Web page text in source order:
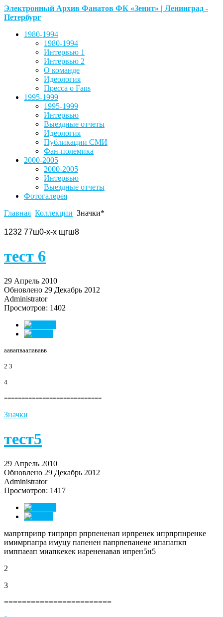
Электронный Архив Фанатов ФК «Зенит» | Ленинград -
Петербург
1980-1994
1980-1994
Интервью 1
Интервью 2
О команде
Идеология
Пресса о Fans
1995-1999
1995-1999
Интервью
Выездные отчеты
Идеология
Публикации СМИ
Фан-полемика
2000-2005
2000-2005
Интервью
Выездные отчеты
Фотогалерея
Главная Коллекции Значки*
1232 77ш0-х-х щгш8
тест 6
29 Апрель 2010
Обновлено 29 Декабрь 2012
Administrator
Просмотров: 1402
аавапваапававв
2 3
4
============================
Значки
тест5
29 Апрель 2010
Обновлено 29 Декабрь 2012
Administrator
Просмотров: 1417
мапртприпр типрпрп рпрпененап ирпренек ипрпрпнренке
имимрпапра имуцу папенен папрпепанене ипапапкп
имппаеап миапкекек иарененавав ипрен5н5
2
3
========================